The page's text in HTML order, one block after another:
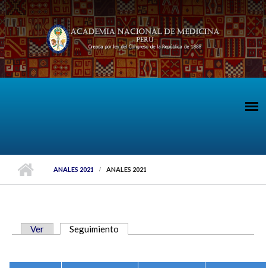
Pasar al contenido principal
ANALES 2021 ANALES 2021
Ver Seguimiento